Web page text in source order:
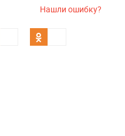
Нашли ошибку?